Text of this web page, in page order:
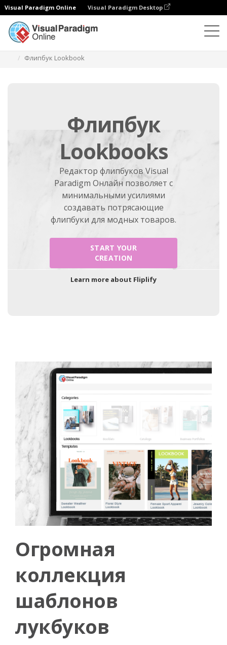
Visual Paradigm Online Visual Paradigm Desktop
Флипбук Lookbook
Флипбук
Lookbooks
Редактор флипбуков Visual
Paradigm Онлайн позволяет с
минимальными усилиями
создавать потрясающие
флипбуки для модных товаров.
START YOUR
CREATION
Learn more about Fliplify
Огромная
коллекция
шаблонов
лукбуков